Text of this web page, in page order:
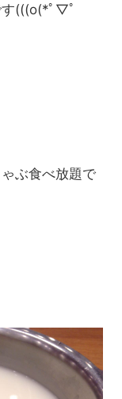
す(((o(*ﾟ▽ﾟ
ぶ食べ放題で